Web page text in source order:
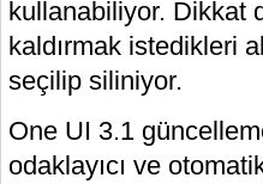
kullanabiliyor. Dikkat
kaldırmak istedikleri
seçilip siliniyor.
One UI 3.1
odaklayıcı ve